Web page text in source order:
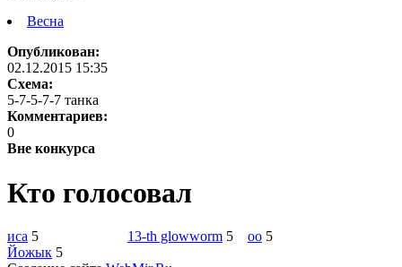
Весна
Опубликован:
02.12.2015 15:35
Схема:
5-7-5-7-7 танка
Комментариев:
0
Вне конкурса
Кто голосовал
иса 5 13-th glowworm5 oo5
Йожык 5